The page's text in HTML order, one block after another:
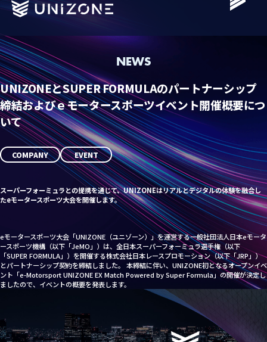
Schedule
Standings
Team
Driver
Grass Roots
Vision
News
About us
Partner Sales
NEWS
UNIZONEとSUPER FORMULAのパートナーシップ
締結およびｅモータースポーツイベント開催概要につ
いて
COMPANY EVENT
スーパーフォーミュラとの提携を通じて、UNIZONEはリアルとデジタルの体験を融合し
たeモータースポーツ大会を開催します。
eモータースポーツ大会「UNIZONE（ユニゾーン）」を運営する一般社団法人日本eモータ
ースポーツ機構（以下「JeMO」）は、全日本スーパーフォーミュラ選手権（以下
「SUPER FORMULA」）を開催する株式会社日本レースプロモーション（以下「JRP」）
とパートナーシップ契約を締結しました。 本締結に伴い、UNIZONE初となるオープンイベ
ント「e-Motorsport UNIZONE EX Match Powered by Super Formula」の開催が決定し
ましたので、イベントの概要を発表します。